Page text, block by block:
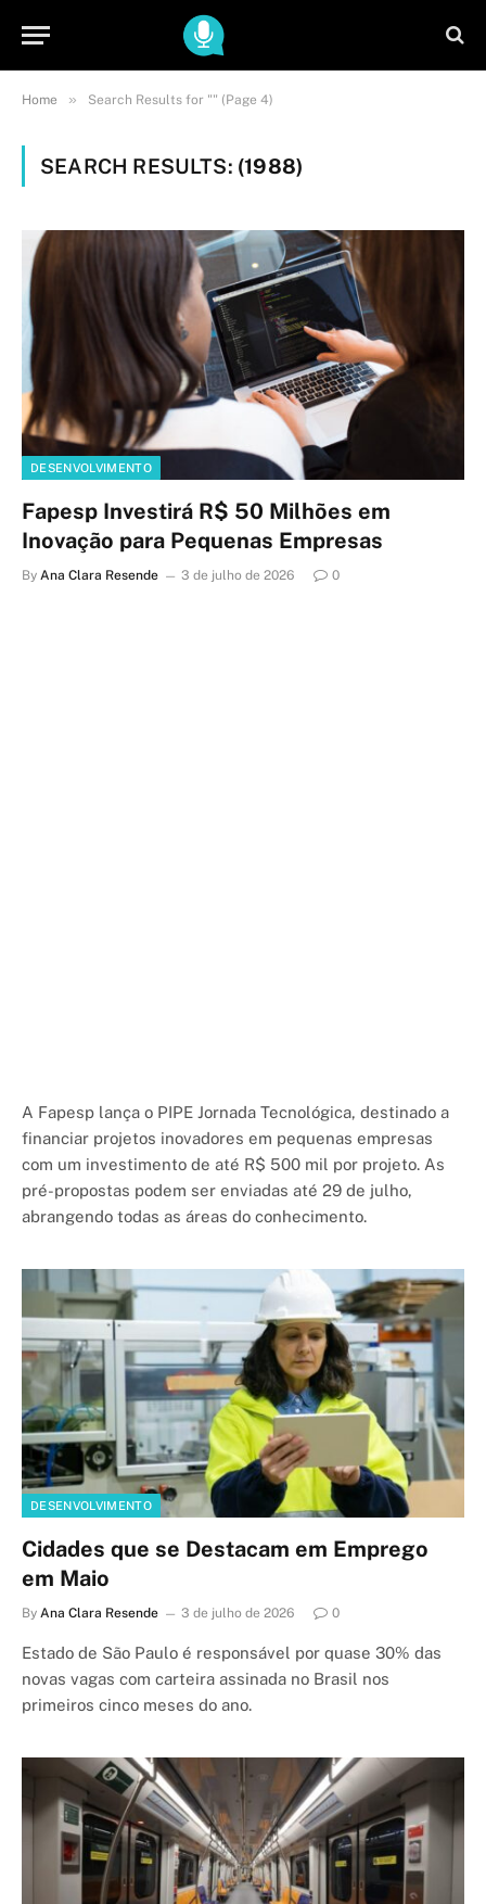
Home » Search Results for "" (Page 4)
SEARCH RESULTS: (1988)
DESENVOLVIMENTO
Fapesp Investirá R$ 50 Milhões em
Inovação para Pequenas Empresas
By Ana Clara Resende 3 de julho de 2026 0
A Fapesp lança o PIPE Jornada Tecnológica, destinado a
financiar projetos inovadores em pequenas empresas
com um investimento de até R$ 500 mil por projeto. As
pré-propostas podem ser enviadas até 29 de julho,
abrangendo todas as áreas do conhecimento.
DESENVOLVIMENTO
Cidades que se Destacam em Emprego
em Maio
By Ana Clara Resende 3 de julho de 2026 0
Estado de São Paulo é responsável por quase 30% das
novas vagas com carteira assinada no Brasil nos
primeiros cinco meses do ano.